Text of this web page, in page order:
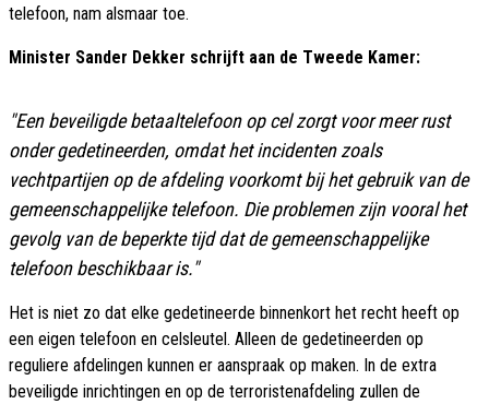
telefoon, nam alsmaar toe.
Minister Sander Dekker schrijft aan de Tweede Kamer:
"Een beveiligde betaaltelefoon op cel zorgt voor meer rust
onder gedetineerden, omdat het incidenten zoals
vechtpartijen op de afdeling voorkomt bij het gebruik van de
gemeenschappelijke telefoon. Die problemen zijn vooral het
gevolg van de beperkte tijd dat de gemeenschappelijke
telefoon beschikbaar is."
Het is niet zo dat elke gedetineerde binnenkort het recht heeft op
een eigen telefoon en celsleutel. Alleen de gedetineerden op
reguliere afdelingen kunnen er aanspraak op maken. In de extra
beveiligde inrichtingen en op de terroristenafdeling zullen de